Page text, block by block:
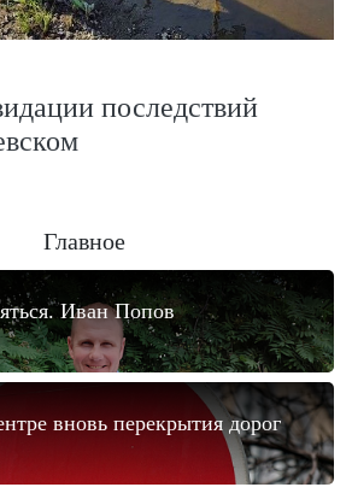
последствий
Главное
Иван Попов
вновь перекрытия дорог